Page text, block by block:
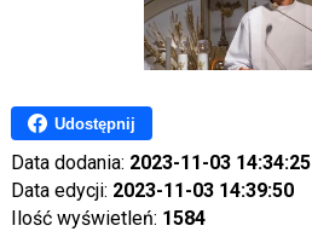
Udostępnij
Data dodania: 2023-11-03 14:34:25
Data edycji: 2023-11-03 14:39:50
Ilość wyświetleń: 1584